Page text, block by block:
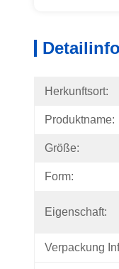
Herkunftsort:
Produktname:
Größe:
Form:
Eigenschaft:
Verpackung